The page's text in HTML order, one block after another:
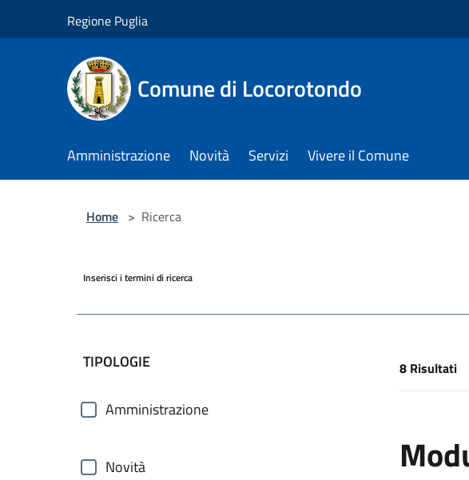
Regione Puglia
Comune di Locorotondo
Amministrazione Novità Servizi Vivere il Comune
Home > Ricerca
Inserisci i termini di ricerca
filtri da applicare
TIPOLOGIE
Amministrazione
Novità
8 Risultati